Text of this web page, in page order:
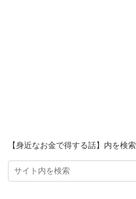
【身近なお金で得する話】内を検索